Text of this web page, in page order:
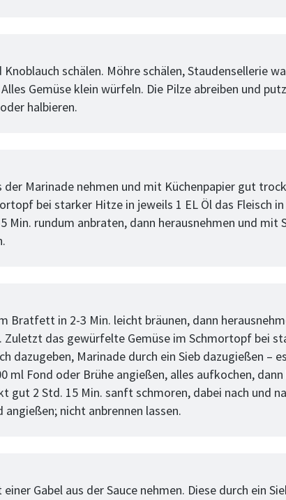
schälen. Möhre schälen, Staudensellerie
Gemüse klein würfeln. Die Pilze abreiben und
halbieren.
der Marinade nehmen und mit Küchenpapier gut
bei starker Hitze in jeweils 1 EL Öl das Fleisch
Min. rundum anbraten, dann herausnehmen und mit
Bratfett in 2-3 Min. leicht bräunen, dann
Zuletzt das gewürfelte Gemüse im Schmortopf bei
dazugeben, Marinade durch ein Sieb dazugießen –
ml Fond oder Brühe angießen, alles aufkochen,
gut 2 Std. 15 Min. sanft schmoren, dabei nach und
angießen; nicht anbrennen lassen.
Gabel aus der Sauce nehmen. Diese durch ein